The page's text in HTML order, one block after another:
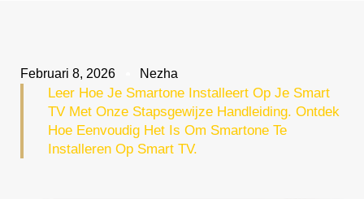
Februari 8, 2026 Nezha
Leer Hoe Je Smartone Installeert Op Je Smart
TV Met Onze Stapsgewijze Handleiding. Ontdek
Hoe Eenvoudig Het Is Om Smartone Te
Installeren Op Smart TV.